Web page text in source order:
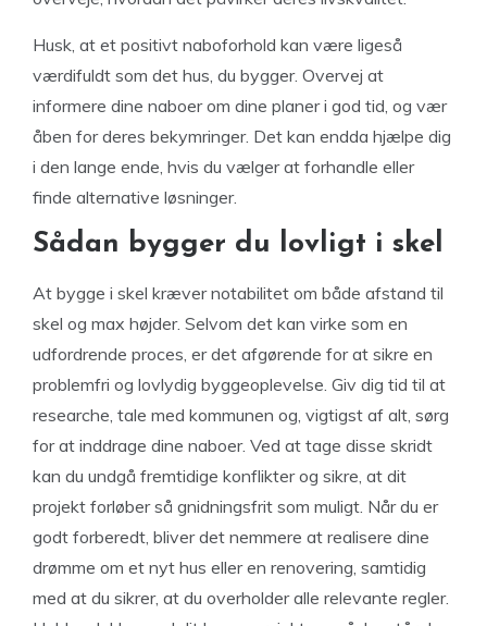
Husk, at et positivt naboforhold kan være ligeså
værdifuldt som det hus, du bygger. Overvej at
informere dine naboer om dine planer i god tid, og vær
åben for deres bekymringer. Det kan endda hjælpe dig
i den lange ende, hvis du vælger at forhandle eller
finde alternative løsninger.
Sådan bygger du lovligt i skel
At bygge i skel kræver notabilitet om både afstand til
skel og max højder. Selvom det kan virke som en
udfordrende proces, er det afgørende for at sikre en
problemfri og lovlydig byggeoplevelse. Giv dig tid til at
researche, tale med kommunen og, vigtigst af alt, sørg
for at inddrage dine naboer. Ved at tage disse skridt
kan du undgå fremtidige konflikter og sikre, at dit
projekt forløber så gnidningsfrit som muligt. Når du er
godt forberedt, bliver det nemmere at realisere dine
drømme om et nyt hus eller en renovering, samtidig
med at du sikrer, at du overholder alle relevante regler.